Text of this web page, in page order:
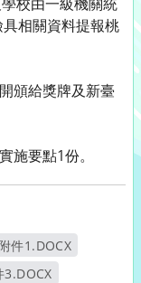
相關資料提報桃
頒給獎牌及新臺
施要點1份。
件1.DOCX
另開新視窗
3.DOCX